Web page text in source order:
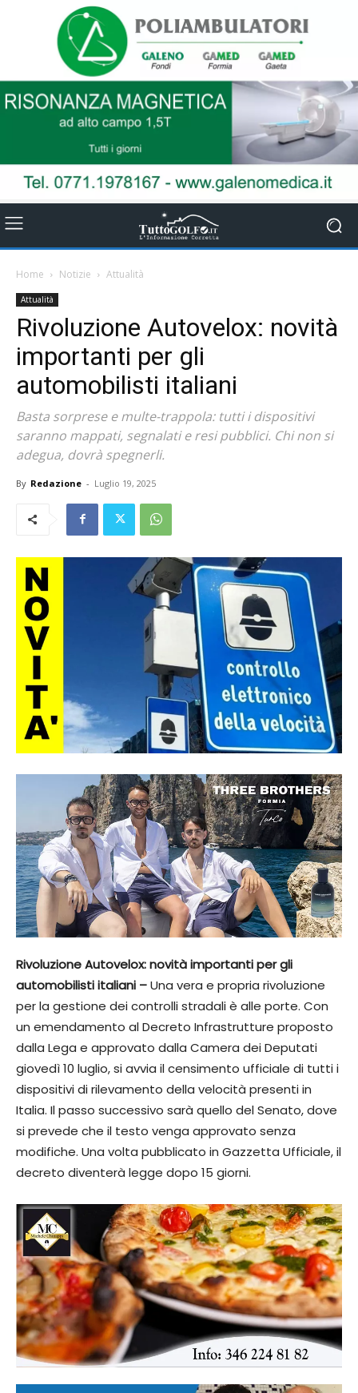
Home Notizie Attualità
Attualità
Rivoluzione Autovelox: novità
importanti per gli
automobilisti italiani
Basta sorprese e multe-trappola: tutti i dispositivi
saranno mappati, segnalati e resi pubblici. Chi non si
adegua, dovrà spegnerli.
By Redazione - Luglio 19, 2025
Rivoluzione Autovelox: novità importanti per gli
automobilisti italiani –Una vera e propria rivoluzione
per la gestione dei controlli stradali è alle porte. Con
un emendamento al Decreto Infrastrutture proposto
dalla Lega e approvato dalla Camera dei Deputati
giovedì 10 luglio, si avvia il censimento ufficiale di tutti i
dispositivi di rilevamento della velocità presenti in
Italia. Il passo successivo sarà quello del Senato, dove
si prevede che il testo venga approvato senza
modifiche. Una volta pubblicato in Gazzetta Ufficiale, il
decreto diventerà legge dopo 15 giorni.